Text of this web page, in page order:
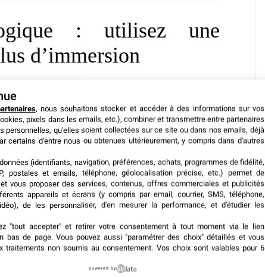
: utilisez une
d’immersion
dotés d’une application dédiée
celle-ci peut également être le support
ou encore d’un compte à rebours avant
plus prenante !
même créer un game master virtuel: une
au long de la partie. Sous la forme d’un avatar
ce maître du jeu digitalisé distillera des
avec originalité.
pour vos prochains événements ? Avec ces
, nous souhaitons stocker et accéder à des informations sur vos
pixels dans les emails, etc.), combiner et transmettre entre partenaires
personnelles, qu'elles soient collectées sur ce site ou dans nos emails, déjà
certains d'entre nous ou obtenues ultérieurement, y compris dans d'autres
(identifiants, navigation, préférences, achats, programmes de fidélité,
postales et emails, téléphone, géolocalisation précise, etc.) permet de
vous proposer des services, contenus, offres commerciales et publicités
appareils et écrans (y compris par email, courrier, SMS, téléphone,
de les personnaliser, d'en mesurer la performance, et d'étudier les
"tout accepter" et retirer votre consentement à tout moment via le lien
bas de page. Vous pouvez aussi "paramétrer des choix" détaillés et vous
traitements non soumis au consentement. Vos choix sont valables pour 6
powered by